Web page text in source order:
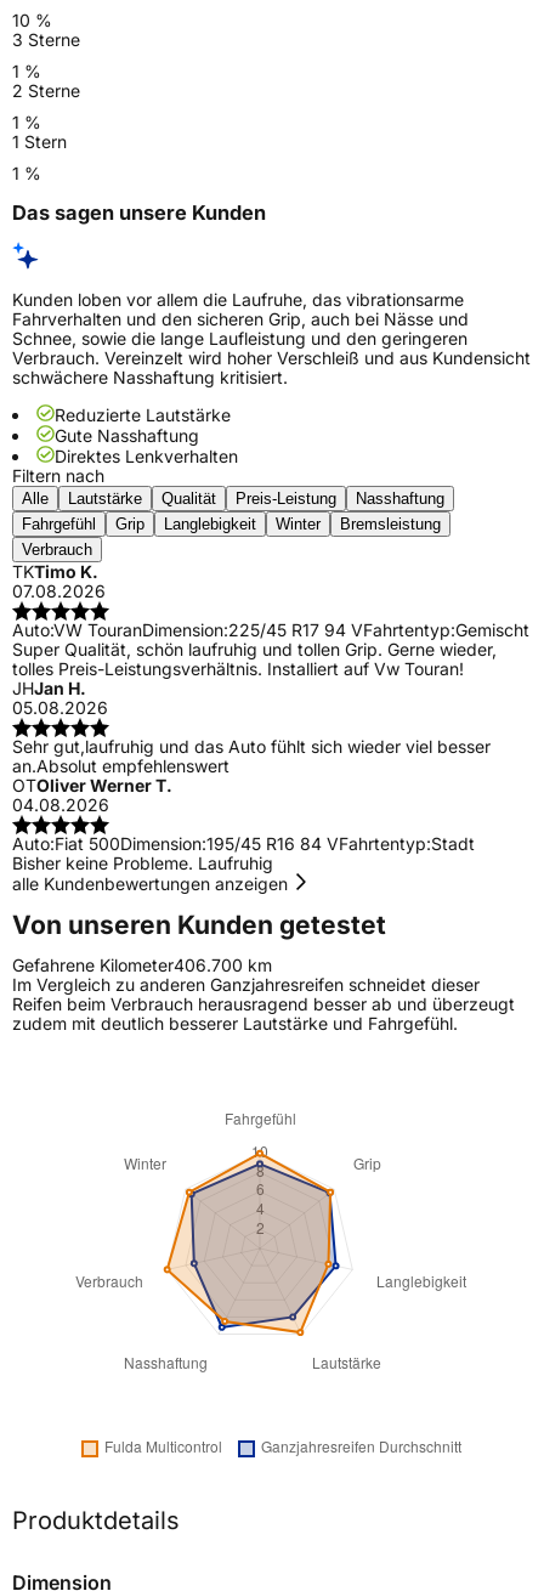
10 %
3 Sterne
1 %
2 Sterne
1 %
1 Stern
1 %
Das sagen unsere Kunden
Kunden loben vor allem die Laufruhe, das vibrationsarme
Fahrverhalten und den sicheren Grip, auch bei Nässe und
Schnee, sowie die lange Laufleistung und den geringeren
Verbrauch. Vereinzelt wird hoher Verschleiß und aus Kundensicht
schwächere Nasshaftung kritisiert.
Reduzierte Lautstärke
Gute Nasshaftung
Direktes Lenkverhalten
Filtern nach
Alle Lautstärke Qualität Preis-Leistung
Nasshaftung
Fahrgefühl
Grip Langlebigkeit Winter
Bremsleistung
Verbrauch
TKTimo K.
07.08.2026
Auto:VW TouranDimension:225/45 R17 94 VFahrtentyp:Gemischt
Super Qualität, schön laufruhig und tollen Grip. Gerne wieder,
tolles Preis-Leistungsverhältnis. Installiert auf Vw Touran!
JHJan H.
05.08.2026
Sehr gut,laufruhig und das Auto fühlt sich wieder viel besser
an.Absolut empfehlenswert
OTOliver Werner T.
04.08.2026
Auto:Fiat 500Dimension:195/45 R16 84 VFahrtentyp:Stadt
Bisher keine Probleme. Laufruhig
alle Kundenbewertungen anzeigen
Von unseren Kunden getestet
Gefahrene Kilometer406.700 km
Im Vergleich zu anderen Ganzjahresreifen schneidet dieser
Reifen beim Verbrauch herausragend besser ab und überzeugt
zudem mit deutlich besserer Lautstärke und Fahrgefühl.
Produktdetails
Dimension